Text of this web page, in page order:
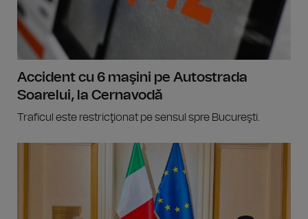
Accident cu 6 maşini pe Autostrada
Soarelui, la Cernavodă
Traficul este restricţionat pe sensul spre Bucureşti.